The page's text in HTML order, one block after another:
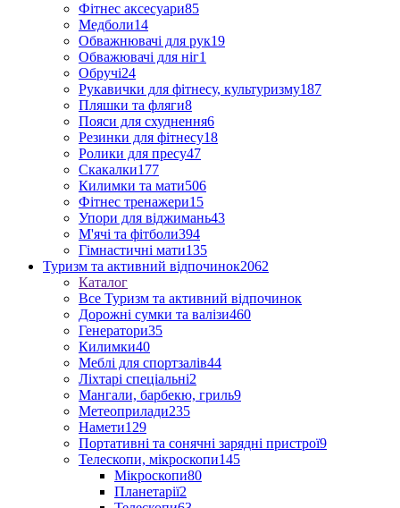
Фітнес аксесуари85
Медболи14
Обважнювачі для рук19
Обважювачі для ніг1
Обручі24
Рукавички для фітнесу, культуризму187
Пляшки та фляги8
Пояси для схуднення6
Резинки для фітнесу18
Ролики для пресу47
Скакалки177
Килимки та мати506
Фітнес тренажери15
Упори для віджимань43
М'ячі та фітболи394
Гімнастичні мати135
Туризм та активний відпочинок2062
Каталог
Все Туризм та активний відпочинок
Дорожні сумки та валізи460
Генератори35
Килимки40
Меблі для спортзалів44
Ліхтарі спеціальні2
Мангали, барбекю, гриль9
Метеоприлади235
Намети129
Портативні та сонячні зарядні пристрої9
Телескопи, мікроскопи145
Мікроскопи80
Планетарії2